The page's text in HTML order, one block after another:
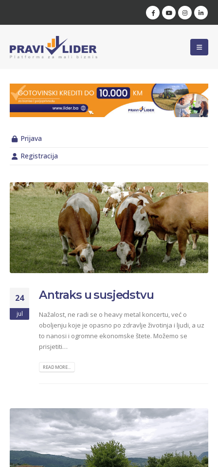
Prijava
Registracija
24
jul
Antraks u susjedstvu
Nažalost, ne radi se o heavy metal koncertu, već o
oboljenju koje je opasno po zdravlje životinja i ljudi, a uz
to nanosi i ogromne ekonomske štete. Možemo se
prisjetiti…
READ MORE...